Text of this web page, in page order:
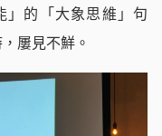
的「大象思維」句
屢見不鮮。